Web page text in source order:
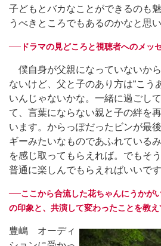
子どもとバカなことができるのも
うべきところでもあるのかなと思い
──ドラマの見どころと視聴者へのメッ
僕自身が父親になっていないか
ないけど、父と子のあり方は“こう
いんじゃないかな。一緒に過ごし
て、言葉にならない親と子の絆を
います。からっぽだったビンが最
ギーみたいなものであふれている
を感じ取ってもらえれば。でもそ
普通に楽しんでもらえればいいです
──ここから合流した花ちゃんにうかが
の印象と、共演して変わったことを教え
豊嶋 オーディ